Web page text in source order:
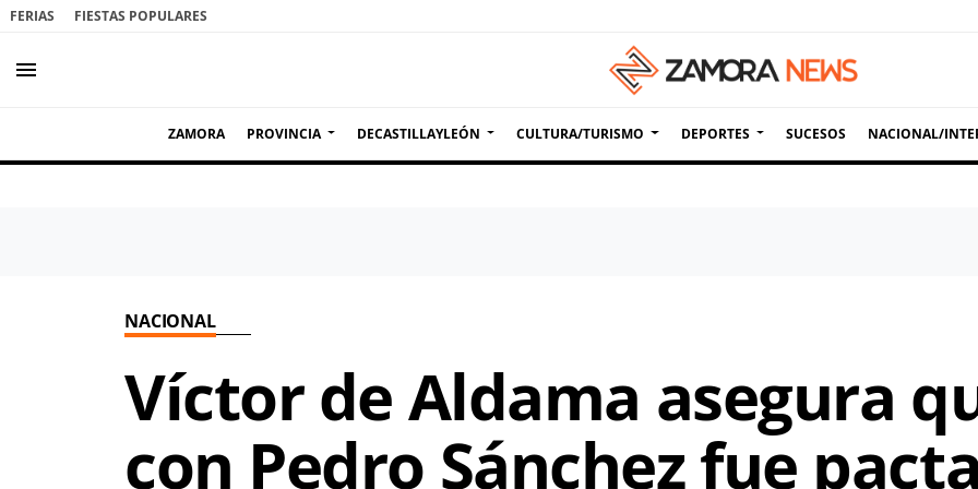
FERIAS FIESTAS POPULARES
menu
ZAMORA PROVINCIA DECASTILLAYLEÓN CULTURA/TURISMO DEPORTES SUCESOS NACIONAL/
NACIONAL
Víctor de Aldama asegura
con Pedro Sánchez fue